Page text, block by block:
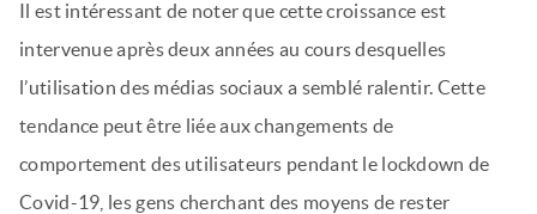
Il est intéressant de noter que cette croissance est
intervenue après deux années au cours desquelles
l’utilisation des médias sociaux a semblé ralentir. Cette
tendance peut être liée aux changements de
comportement des utilisateurs pendant le lockdown de
Covid-19, les gens cherchant des moyens de rester